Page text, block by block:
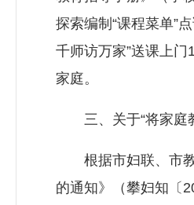
探索编制“课程菜单”
千师访万家”送课上门
家庭。
三、关于“将家庭
根据市妇联、市教
的通知》（攀妇知〔